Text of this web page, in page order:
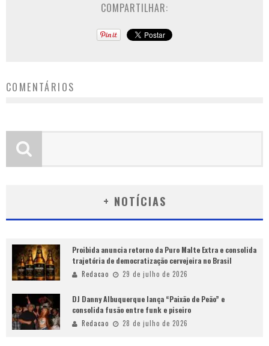
COMPARTILHAR:
COMENTÁRIOS
+ NOTÍCIAS
Proibida anuncia retorno da Puro Malte Extra e consolida
trajetória de democratização cervejeira no Brasil
Redacao 29 de julho de 2026
DJ Danny Albuquerque lança “Paixão de Peão” e
consolida fusão entre funk e piseiro
Redacao 28 de julho de 2026